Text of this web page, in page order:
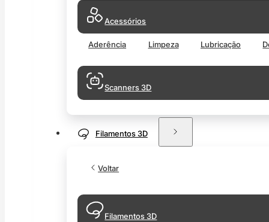
Acessórios
Aderência Limpeza Lubricação
Scanners 3D
Filamentos 3D
Voltar
Filamentos 3D